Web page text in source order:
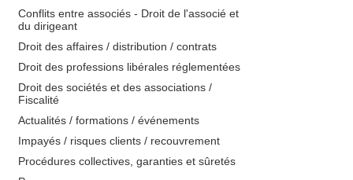
Conflits entre associés - Droit de l'associé et
du dirigeant
Droit des affaires / distribution / contrats
Droit des professions libérales réglementées
Droit des sociétés et des associations /
Fiscalité
Actualités / formations / événements
Impayés / risques clients / recouvrement
Procédures collectives, garanties et sûretés